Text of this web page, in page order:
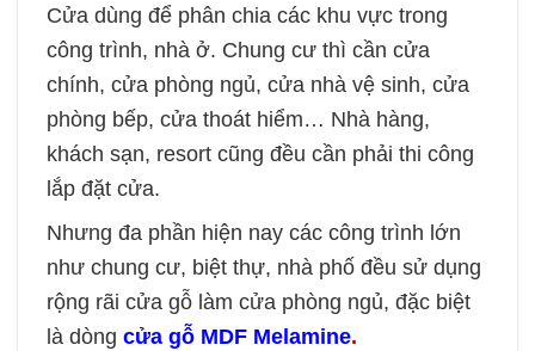
Cửa dùng để phân chia các khu vực trong
công trình, nhà ở. Chung cư thì cần cửa
chính, cửa phòng ngủ, cửa nhà vệ sinh, cửa
phòng bếp, cửa thoát hiểm… Nhà hàng,
khách sạn, resort cũng đều cần phải thi công
lắp đặt cửa.
Nhưng đa phần hiện nay các công trình lớn
như chung cư, biệt thự, nhà phố đều sử dụng
rộng rãi cửa gỗ làm cửa phòng ngủ, đặc biệt
là dòng cửa gỗ MDF Melamine.